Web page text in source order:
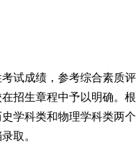
试成绩，参考综合素质
招生章程中予以明确。
学科类和物理学科类两
取。